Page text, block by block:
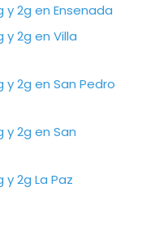
y 2g en Ensenada
y 2g en Villa
y 2g en San Pedro
y 2g en San
2g La Paz